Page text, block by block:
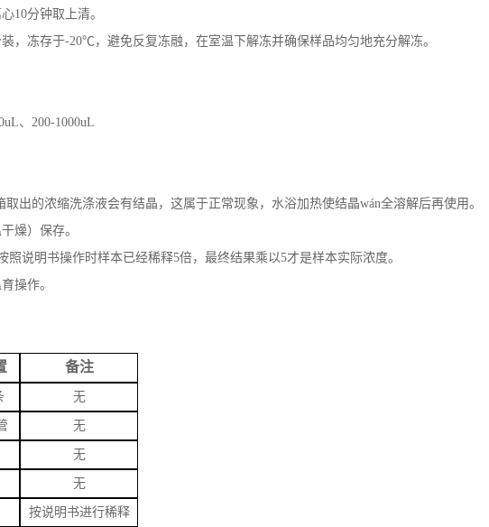
10分钟取上清。
，冻存于-20℃，避免反复冻融，在室温下解冻并确保样品均匀地充分解冻。
、200-1000uL
出的浓缩洗涤液会有结晶，这属于正常现象，水浴加热使结晶wán全溶解后再使用。
燥）保存。
说明书操作时样本已经稀释5倍，最终结果乘以5才是样本实际浓度。
操作。
备注
无
无
无
无
按说明书进行稀释